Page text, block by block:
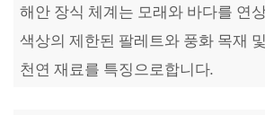
해안 장식 체계는 모래와 바다를 연
색상의 제한된 팔레트와 풍화 목재
천연 재료를 특징으로합니다.